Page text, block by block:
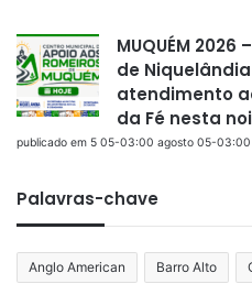
MUQUÉM
de
atendimento
da Fé nesta
publicado em 5 05-03:00 agosto 05-
Palavras-chave
Anglo American Barro Alto